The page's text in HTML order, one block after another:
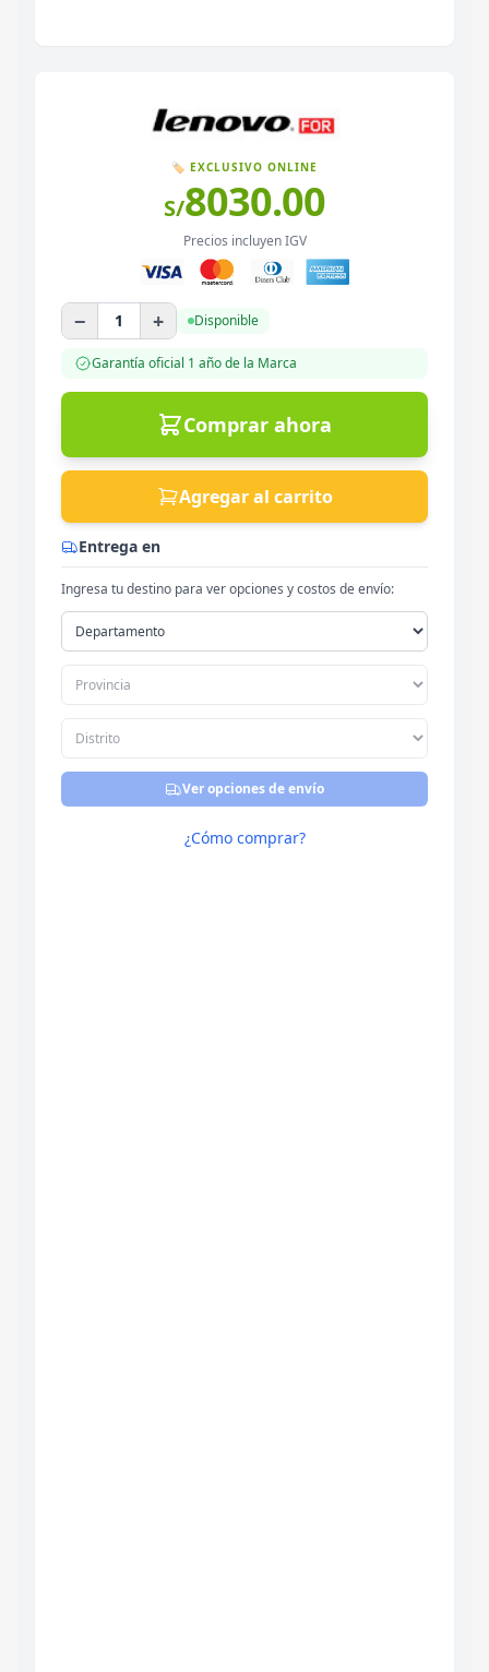
🏷️ EXCLUSIVO ONLINE
S/8030.00
Precios incluyen IGV
− 1 + Disponible
Garantía oficial 1 añode la Marca
Comprar ahora
Agregar al carrito
Entrega en
Ingresa tu destino para ver opciones y costos de envío:
Ver opciones de envío
¿Cómo comprar?